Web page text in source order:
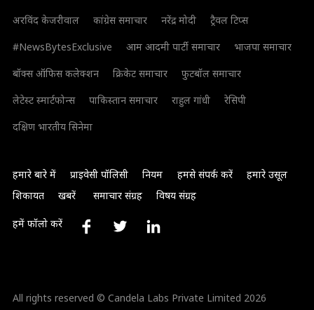
अरविंद केजरीवाल कांग्रेस समाचार नरेंद्र मोदी
ट्रैवल टिप्स
#NewsBytesExclusive
आम आदमी पार्टी समाचार
भाजपा समाचार
बॉक्स ऑफिस कलेक्शन
क्रिकेट समाचार
फुटबॉल समाचार
लेटेस्ट स्मार्टफोन्स
पाकिस्तान समाचार राहुल गांधी
रेसिपी
दक्षिण भारतीय सिनेमा
हमारे बारे में प्राइवेसी पॉलिसी नियम हमसे संपर्क करें
हमारे उसूल
शिकायत
खबरें समाचार संग्रह विषय संग्रह
हमें फॉलो करें
All rights reserved © Candela Labs Private Limited 2026